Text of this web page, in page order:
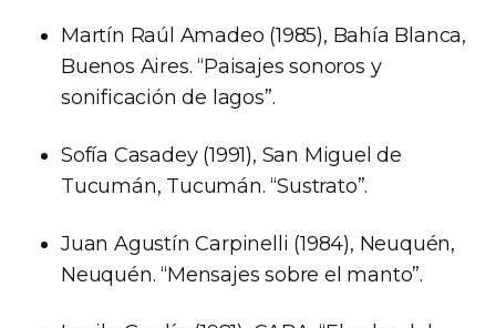
Martín Raúl Amadeo (1985), Bahía Blanca,
Buenos Aires. “Paisajes sonoros y
sonificación de lagos”.
Sofía Casadey (1991), San Miguel de
Tucumán, Tucumán. “Sustrato”.
Juan Agustín Carpinelli (1984), Neuquén,
Neuquén. “Mensajes sobre el manto”.